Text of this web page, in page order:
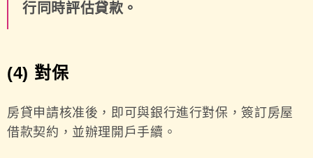
行同時評估貸款。
(4) 對保
房貸申請核准後，即可與銀行進行對保，簽訂房屋
借款契約，並辦理開戶手續。